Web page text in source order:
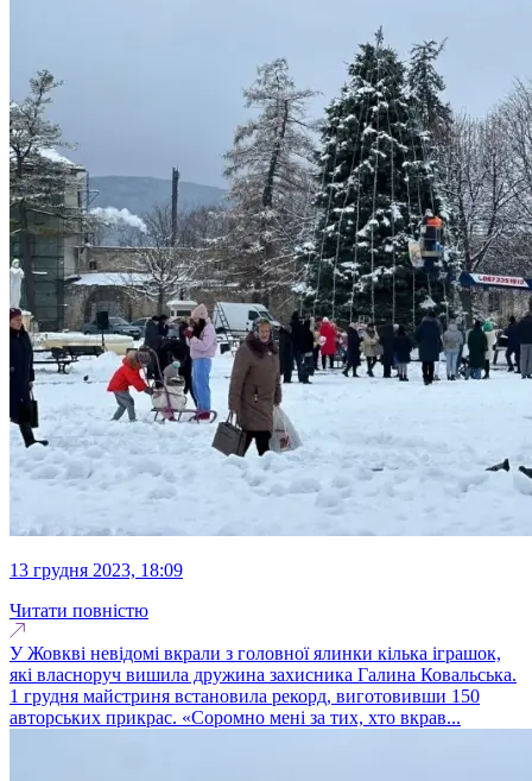
13 грудня 2023, 18:09
Читати повністю
У Жовкві невідомі вкрали з головної ялинки кілька іграшок,
які власноруч вишила дружина захисника Галина Ковальська.
1 грудня майстриня встановила рекорд, виготовивши 150
авторських прикрас. «Соромно мені за тих, хто вкрав...